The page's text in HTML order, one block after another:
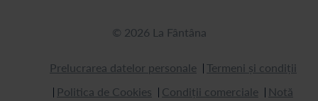
© 2026 La Fântâna
Prelucrarea datelor personale
Termeni și condiții
Politica de Cookies
Condiții comerciale Notă